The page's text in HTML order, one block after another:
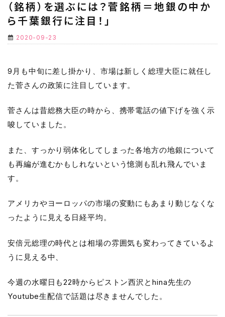
（銘柄）を選ぶには？菅銘柄＝地銀の中か
ら千葉銀行に注目！」
2020-09-23
9月も中旬に差し掛かり、市場は新しく総理大臣に就任し
た菅さんの政策に注目しています。
菅さんは昔総務大臣の時から、携帯電話の値下げを強く示
唆していました。
また、すっかり弱体化してしまった各地方の地銀について
も再編が進むかもしれないという憶測も乱れ飛んでいま
す。
アメリカやヨーロッパの市場の変動にもあまり動じなくな
ったように見える日経平均。
安倍元総理の時代とは相場の雰囲気も変わってきているよ
うに見える中、
今週の水曜日も22時からピストン西沢とhina先生の
Youtube生配信で話題は尽きませんでした。